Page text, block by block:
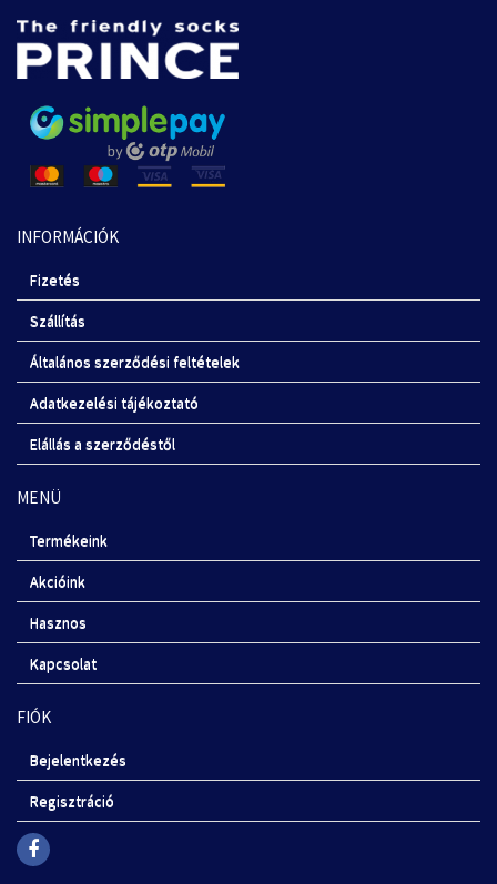
INFORMÁCIÓK
Fizetés
Szállítás
Általános szerződési feltételek
Adatkezelési tájékoztató
Elállás a szerződéstől
MENÜ
Termékeink
Akcióink
Hasznos
Kapcsolat
FIÓK
Bejelentkezés
Regisztráció